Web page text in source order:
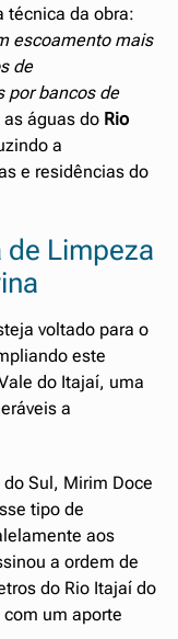
técnica da obra:
escoamento mais
de
por bancos de
águas do Rio
a
e residências do
de Limpeza
voltado para o
este
do Itajaí, uma
a
Sul, Mirim Doce
tipo de
aos
a ordem de
do Rio Itajaí do
um aporte